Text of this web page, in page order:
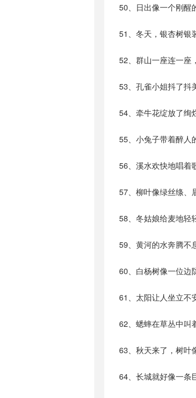
50、日出像一个刚醒
51、冬天，银杏树银
52、群山一座连一座
53、孔雀小姐抖了抖
54、牵牛花绽放了绚
55、小兔子带着醉人
56、溪水欢快地唱着
57、柳叶像绿丝绦、
58、冬姑娘给麦地轻
59、黄河的水奔腾不
60、白杨树像一位边
61、太阳让人坐立不
62、蟋蟀在草丛中叫
63、秋天来了，树叶
64、长城就好像一条